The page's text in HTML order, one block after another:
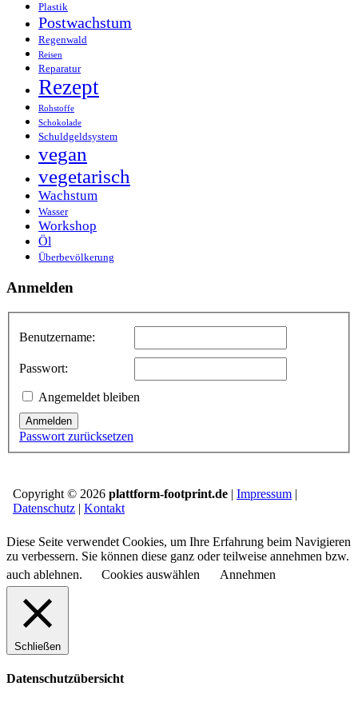
Plastik
Postwachstum
Regenwald
Reisen
Reparatur
Rezept
Rohstoffe
Schokolade
Schuldgeldsystem
vegan
vegetarisch
Wachstum
Wasser
Workshop
Öl
Überbevölkerung
Anmelden
Benutzername:
Passwort:
Angemeldet bleiben
Anmelden
Passwort zurücksetzen
Copyright © 2026 plattform-footprint.de | Impressum |
Datenschutz | Kontakt
Diese Seite verwendet Cookies, um Ihre Erfahrung beim Navigieren
zu verbessern. Sie können diese ganz oder teilweise annehmen bzw.
auch ablehnen.
Cookies auswählen Annehmen
Schließen
Datenschutzübersicht